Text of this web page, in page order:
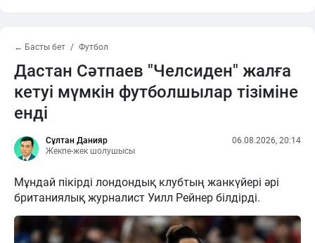
← Басты бет Футбол
Дастан Сәтпаев "Челсиден" жалға
кетуі мүмкін футболшылар тізіміне
енді
Сұлтан Данияр
Жекпе-жек шолушысы
06.08.2026, 20:14
Мұндай пікірді лондондық клубтың жанкүйері әрі
британиялық журналист Уилл Рейнер білдірді.